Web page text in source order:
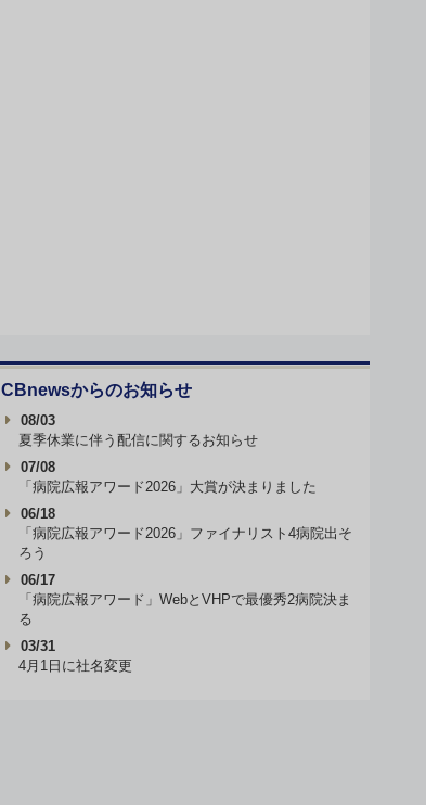
CBnewsからのお知らせ
08/03
夏季休業に伴う配信に関するお知らせ
07/08
「病院広報アワード2026」大賞が決まりました
06/18
「病院広報アワード2026」ファイナリスト4病院出そ
ろう
06/17
「病院広報アワード」WebとVHPで最優秀2病院決ま
る
03/31
4月1日に社名変更